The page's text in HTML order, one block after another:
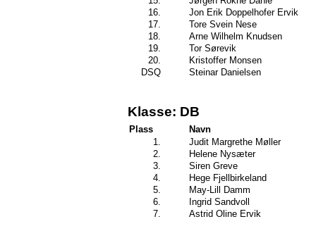
16.
Jon Erik Doppelhofer Ervik
17.
Tore Svein Nese
18.
Arne Wilhelm Knudsen
19.
Tor Sørevik
20.
Kristoffer Monsen
DSQ
Steinar Danielsen
Klasse: DB
Plass
Navn
1.
Judit Margrethe Møller
2.
Helene Nysæter
3.
Siren Greve
4.
Hege Fjellbirkeland
5.
May-Lill Damm
6.
Ingrid Sandvoll
7.
Astrid Oline Ervik